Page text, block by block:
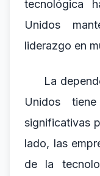
tecnológica
Unidos
liderazgo en
La
Unidos
significativas
lado, las
de la